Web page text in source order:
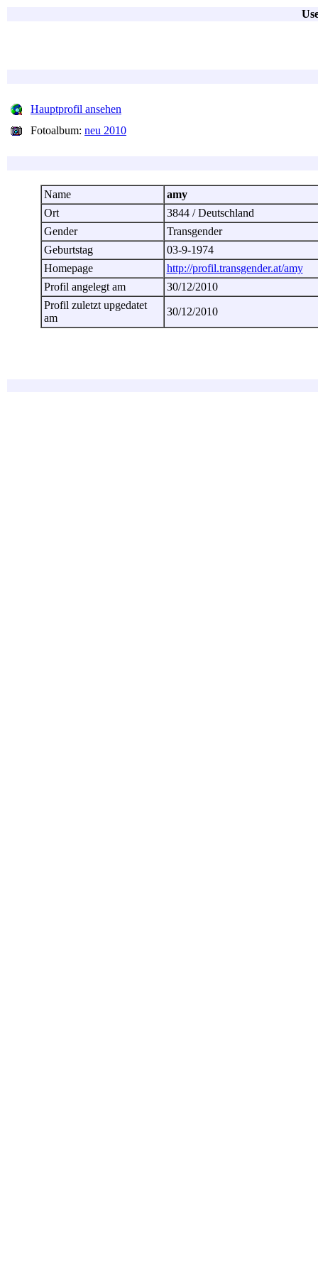
Hauptprofil ansehen
Fotoalbum: neu 2010
Name
amy
Ort
3844 / Deutschland
Gender
Transgender
Geburtstag
03-9-1974
Homepage
http://profil.transgender.at/amy
Profil angelegt am
30/12/2010
Profil zuletzt upgedatet
am
30/12/2010